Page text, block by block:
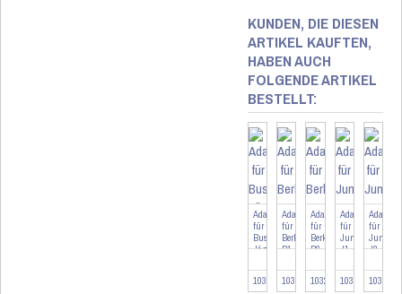
KUNDEN, DIE DIESEN
ARTIKEL KAUFTEN,
HABEN AUCH
FOLGENDE ARTIKEL
BESTELLT:
Adapter
für
Busch-
Jäger
103090
Adapter
für
Berker
B1
103094
Adapter
für
Berker
B2
103263
Adapter
für
Jung
J1
103095
Adapter
für
Jung
J2
103478